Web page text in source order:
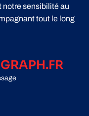
notre sensibilité au
tout le long